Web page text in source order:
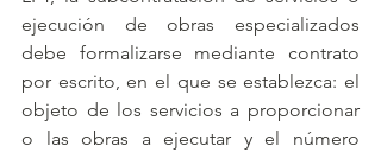
ejecución de obras especializados
debe formalizarse mediante contrato
por escrito, en el que se establezca: el
objeto de los servicios a proporcionar
o las obras a ejecutar y el número